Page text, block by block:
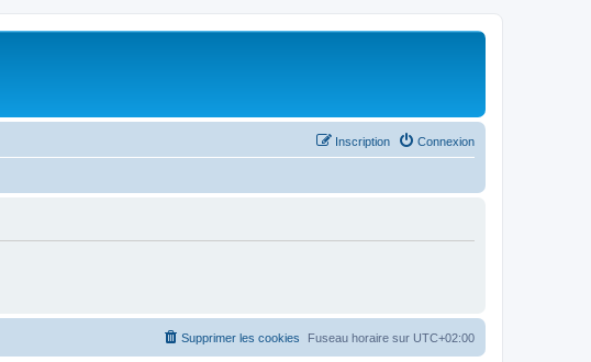
Connexion
Inscription
Fuseau horaire sur UTC+02:00
Supprimer les cookies